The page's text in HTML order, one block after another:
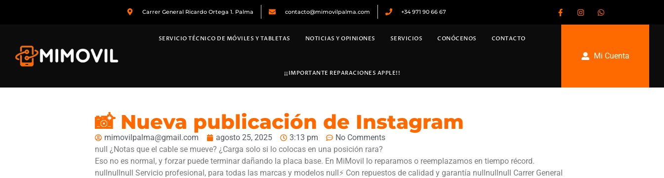
Carrer General Ricardo Ortega 1. Palma contacto@mimovilpalma.com +34 971 90 66 67
SERVICIO TÉCNICO DE MÓVILES Y TABLETAS NOTICIAS Y OPINIONES SERVICIOS CONÓCENOS CONTACTO
¡¡IMPORTANTE REPARACIONES APPLE!!
Mi Cuenta
📸 Nueva publicación de Instagram
mimovilpalma@gmail.com agosto 25, 2025 3:13 pm
No Comments
null ¿Notas que el cable se mueve? ¿Carga solo si lo colocas en una posición rara?
Eso no es normal, y forzar puede terminar dañando la placa base. En MiMovil lo reparamos o reemplazamos en tiempo récord.
nullnullnull Servicio profesional, para todas las marcas y modelos null⚡ Con repuestos de calidad y garantía nullnullnull Carrer General